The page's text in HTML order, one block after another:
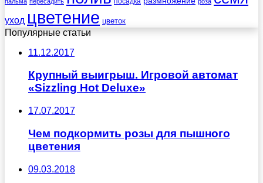
уход цветение цветок
Популярные статьи
11.12.2017
Крупный выигрыш. Игровой автомат
«Sizzling Hot Deluxe»
17.07.2017
Чем подкормить розы для пышного
цветения
09.03.2018